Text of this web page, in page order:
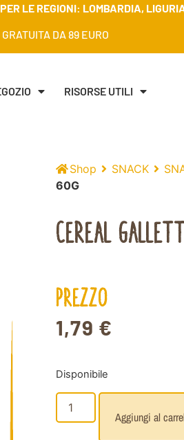
LE REGIONI: LOMBARDIA,
DA 89 EURO
RISORSE UTILI
Shop SNACK
60G
CEREAL
PREZZO
1,79 €
Disponibile
Aggiungi al